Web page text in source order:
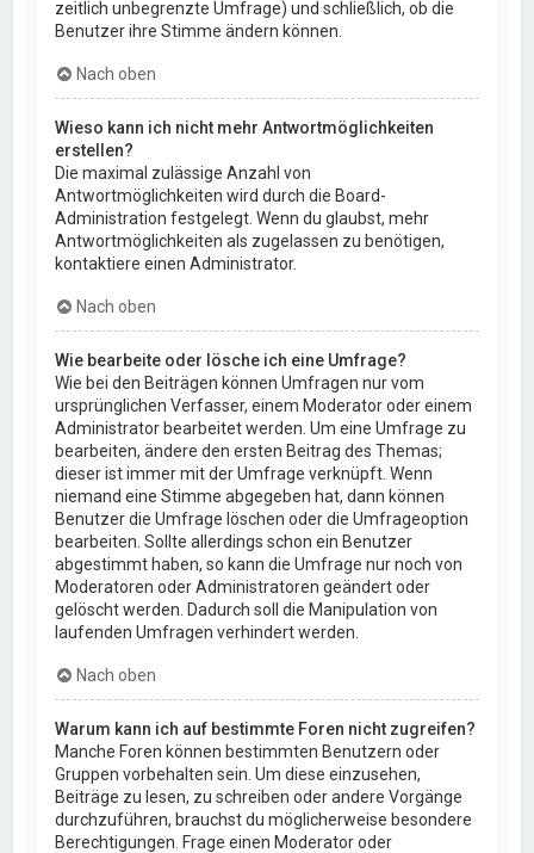
zeitlich unbegrenzte Umfrage) und schließlich, ob die
Benutzer ihre Stimme ändern können.
Nach oben
Wieso kann ich nicht mehr Antwortmöglichkeiten
erstellen?
Die maximal zulässige Anzahl von
Antwortmöglichkeiten wird durch die Board-
Administration festgelegt. Wenn du glaubst, mehr
Antwortmöglichkeiten als zugelassen zu benötigen,
kontaktiere einen Administrator.
Nach oben
Wie bearbeite oder lösche ich eine Umfrage?
Wie bei den Beiträgen können Umfragen nur vom
ursprünglichen Verfasser, einem Moderator oder einem
Administrator bearbeitet werden. Um eine Umfrage zu
bearbeiten, ändere den ersten Beitrag des Themas;
dieser ist immer mit der Umfrage verknüpft. Wenn
niemand eine Stimme abgegeben hat, dann können
Benutzer die Umfrage löschen oder die Umfrageoption
bearbeiten. Sollte allerdings schon ein Benutzer
abgestimmt haben, so kann die Umfrage nur noch von
Moderatoren oder Administratoren geändert oder
gelöscht werden. Dadurch soll die Manipulation von
laufenden Umfragen verhindert werden.
Nach oben
Warum kann ich auf bestimmte Foren nicht zugreifen?
Manche Foren können bestimmten Benutzern oder
Gruppen vorbehalten sein. Um diese einzusehen,
Beiträge zu lesen, zu schreiben oder andere Vorgänge
durchzuführen, brauchst du möglicherweise besondere
Berechtigungen. Frage einen Moderator oder